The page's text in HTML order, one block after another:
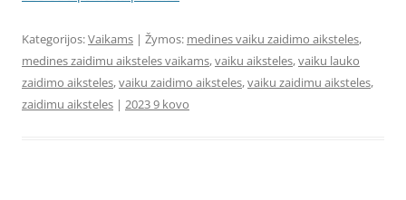
Kategorijos:Vaikams | Žymos: medines vaiku zaidimo aiksteles,
medines zaidimu aiksteles vaikams,vaiku aiksteles,vaiku lauko
zaidimo aiksteles,vaiku zaidimo aiksteles,vaiku zaidimu aiksteles,
zaidimu aiksteles | 2023 9 kovo